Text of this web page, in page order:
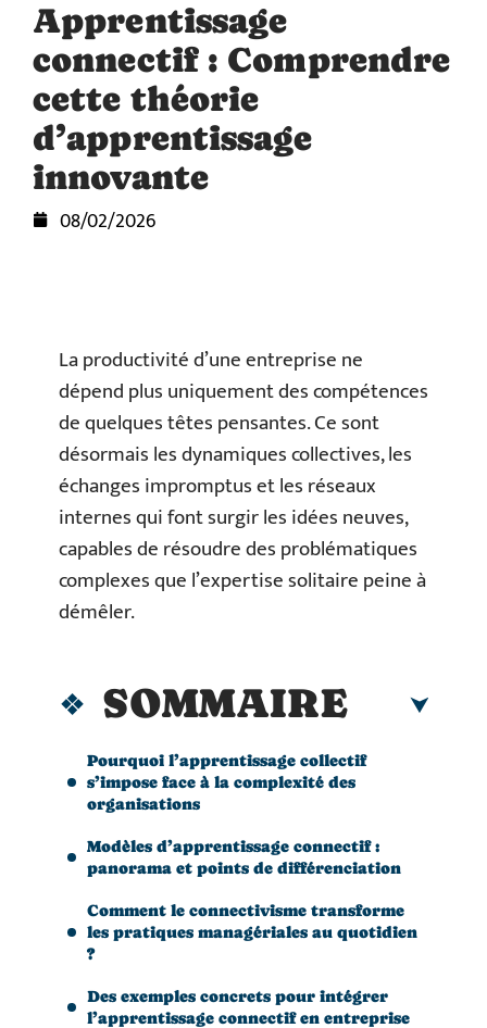
Apprentissage
connectif : Comprendre
cette théorie
d’apprentissage
innovante
08/02/2026
La productivité d’une entreprise ne
dépend plus uniquement des compétences
de quelques têtes pensantes. Ce sont
désormais les dynamiques collectives, les
échanges impromptus et les réseaux
internes qui font surgir les idées neuves,
capables de résoudre des problématiques
complexes que l’expertise solitaire peine à
démêler.
SOMMAIRE
Pourquoi l’apprentissage collectif
s’impose face à la complexité des
organisations
Modèles d’apprentissage connectif :
panorama et points de différenciation
Comment le connectivisme transforme
les pratiques managériales au quotidien
?
Des exemples concrets pour intégrer
l’apprentissage connectif en entreprise